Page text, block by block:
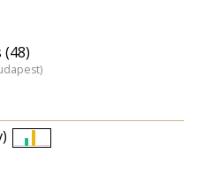
(48)